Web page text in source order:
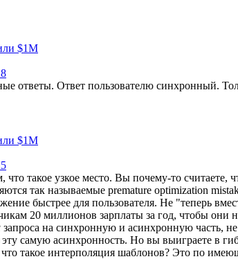
$1M
ответы. Ответ пользователю синхронный.
$1M
что такое узкое место. Вы почему-то
так называемые premature optimization
быстрее для пользователя. Не "теперь
20 миллионов зарплаты за год, чтобы
запроса на синхронную и асинхронную часть,
самую асинхронность. Но вы выиграете в
такое интерполяция шаблонов? Это по